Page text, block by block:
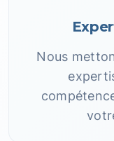
Nous